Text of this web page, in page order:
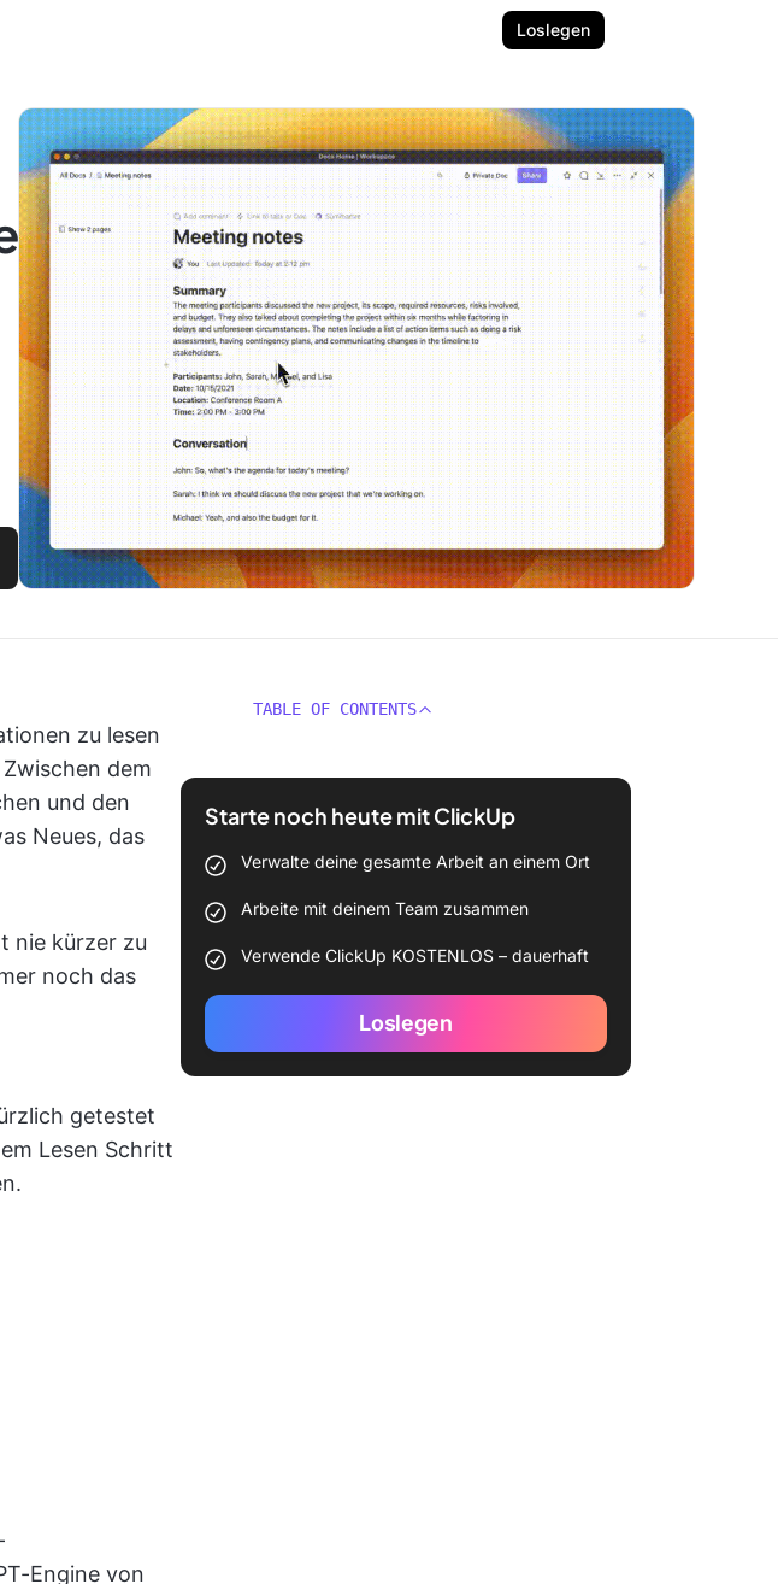
Loslegen
zu lesen
dem
und den
Neues, das
nie kürzer zu
noch das
getestet
Lesen Schritt
Engine von
TABLE OF CONTENTS
Starte noch heute mit ClickUp
Verwalte deine gesamte Arbeit an einem Ort
Arbeite mit deinem Team zusammen
Verwende ClickUp KOSTENLOS – dauerhaft
Loslegen